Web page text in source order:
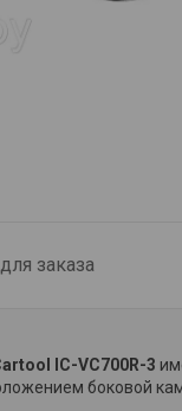
заказа
IC-VC700R-3
боковой